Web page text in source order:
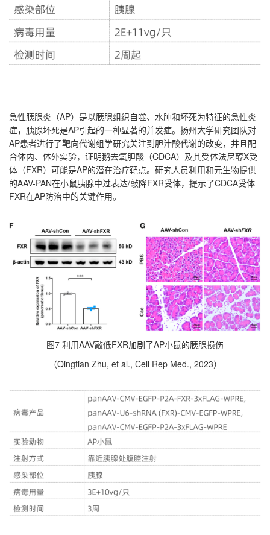
急性胰腺炎（AP）是以胰腺组织自噬、水肿和坏死为特征的急性炎
症，胰腺坏死是AP引起的一种显著的并发症。扬州大学研究团队对
AP患者进行了靶向代谢组学研究关注到胆汁酸代谢的改变，并且配
合体内、体外实验，证明鹅去氧胆酸（CDCA）及其受体法尼醇X受
体（FXR）可能是AP的潜在治疗靶点。研究人员利用和元生物提供
的AAV-PAN在小鼠胰腺中过表达/敲降FXR受体，提示了CDCA受体
FXR在AP防治中的关键作用。
图7 利用AAV敲低FXR加剧了AP小鼠的胰腺损伤
（Qingtian Zhu, et al., Cell Rep Med., 2023）